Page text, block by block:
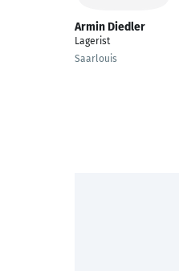
Armin Diedler
Lagerist
Saarlouis